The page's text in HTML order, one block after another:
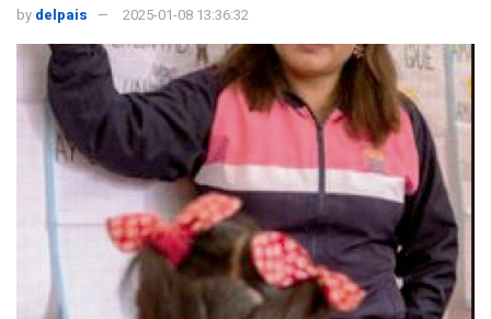
by delpais 2025-01-08 13:36:32